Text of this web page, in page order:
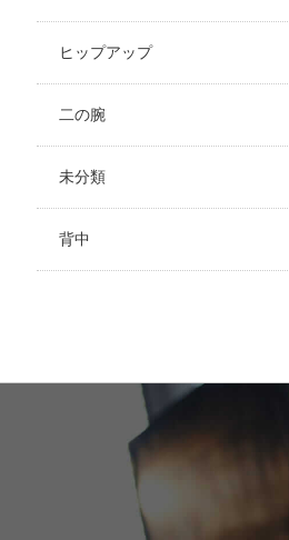
ヒップアップ
二の腕
未分類
背中